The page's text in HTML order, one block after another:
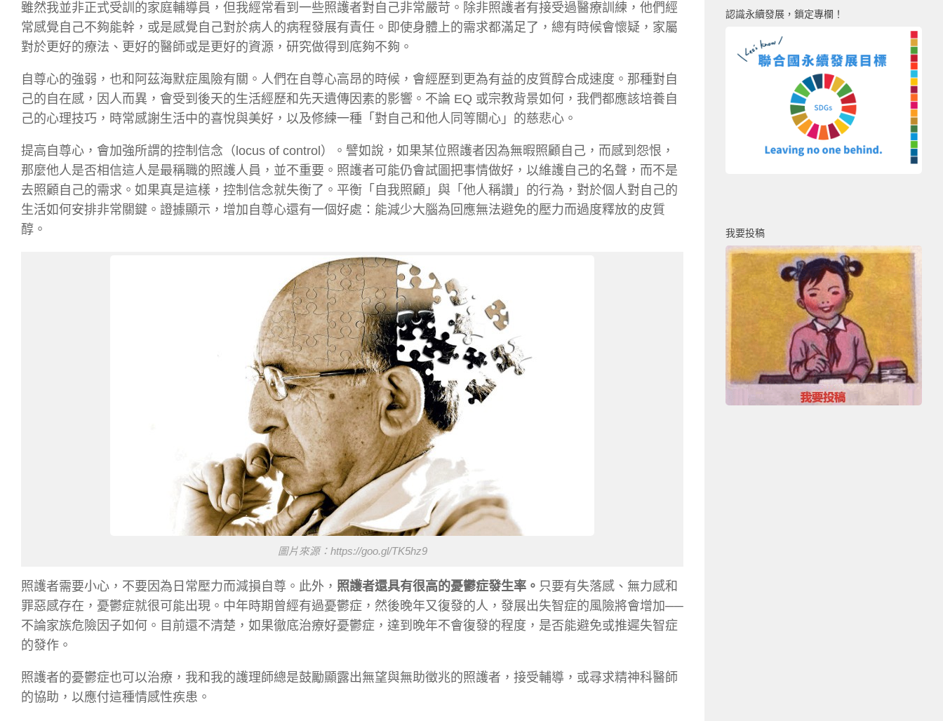
雖然我並非正式受訓的家庭輔導員，但我經常看到一些照護者對自己非常嚴苛。除非照護者有接受過醫療訓練，他們經
常感覺自己不夠能幹，或是感覺自己對於病人的病程發展有責任。即使身體上的需求都滿足了，總有時候會懷疑，家屬
對於更好的療法、更好的醫師或是更好的資源，研究做得到底夠不夠。
自尊心的強弱，也和阿茲海默症風險有關。人們在自尊心高昂的時候，會經歷到更為有益的皮質醇合成速度。那種對自
己的自在感，因人而異，會受到後天的生活經歷和先天遺傳因素的影響。不論 EQ 或宗教背景如何，我們都應該培養自
己的心理技巧，時常感謝生活中的喜悅與美好，以及修練一種「對自己和他人同等關心」的慈悲心。
提高自尊心，會加強所謂的控制信念（locus of control）。譬如說，如果某位照護者因為無暇照顧自己，而感到怨恨，
那麼他人是否相信這人是最稱職的照護人員，並不重要。照護者可能仍會試圖把事情做好，以維護自己的名聲，而不是
去照顧自己的需求。如果真是這樣，控制信念就失衡了。平衡「自我照顧」與「他人稱讚」的行為，對於個人對自己的
生活如何安排非常關鍵。證據顯示，增加自尊心還有一個好處：能減少大腦為回應無法避免的壓力而過度釋放的皮質
醇。
圖片來源：https://goo.gl/TK5hz9
照護者需要小心，不要因為日常壓力而減損自尊。此外， 照護者還具有很高的憂鬱症發生率。 只要有失落感、無力感和
罪惡感存在，憂鬱症就很可能出現。中年時期曾經有過憂鬱症，然後晚年又復發的人，發展出失智症的風險將會增加──
不論家族危險因子如何。目前還不清楚，如果徹底治療好憂鬱症，達到晚年不會復發的程度，是否能避免或推遲失智症
的發作。
照護者的憂鬱症也可以治療，我和我的護理師總是鼓勵顯露出無望與無助徵兆的照護者，接受輔導，或尋求精神科醫師
的協助，以應付這種情感性疾患。
認識永續發展，鎖定專欄！
我要投稿